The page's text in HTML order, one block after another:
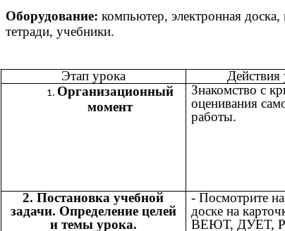
Оборудование: компьютер, электронная
тетради, учебники.
Этап урока Действия
Организационный
момент
Знакомство с
оценивания
работы.
2. Постановка учебной
задачи. Определение целей
и темы урока.
- Посмотрите
доске на
ВЕЮТ, ДУЕТ,